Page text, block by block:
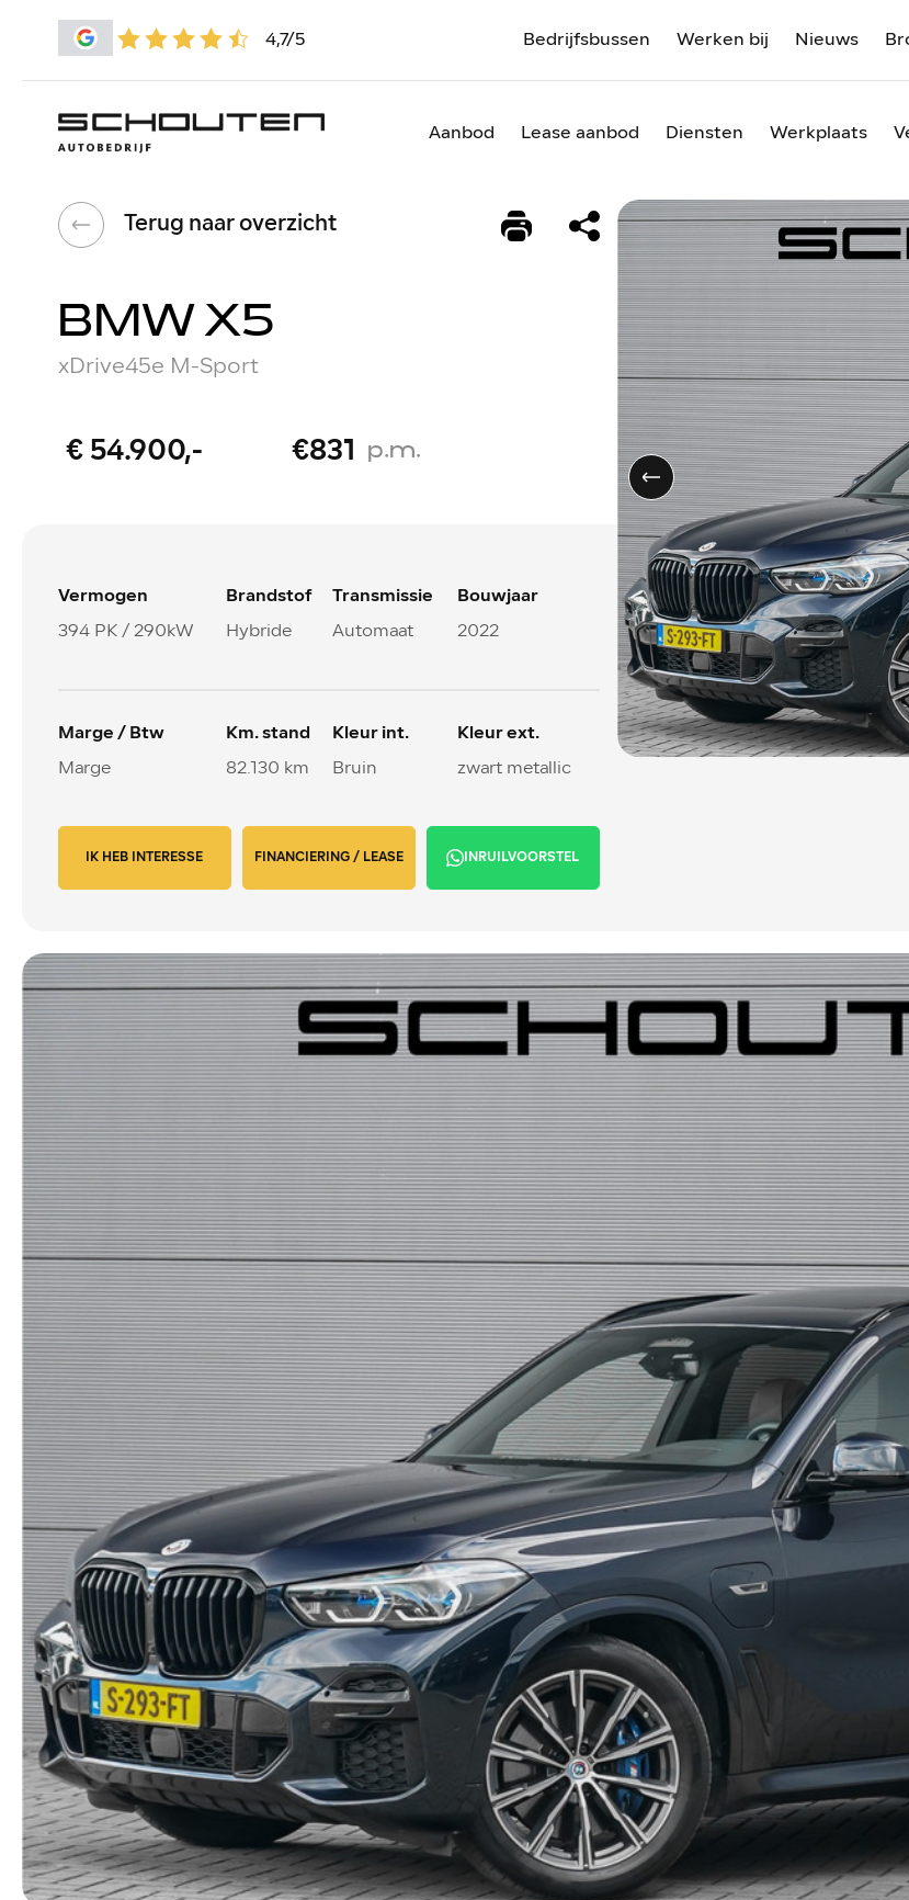
4,7/5 Bedrijfsbussen Werken bij Nieuws
Aanbod Lease aanbod Diensten Werkplaats
Terug naar overzicht
BMW X5
xDrive45e M-Sport
€ 54.900,- €831 p.m.
Vermogen
394 PK / 290kW
Brandstof
Hybride
Transmissie
Automaat
Bouwjaar
2022
Marge / Btw
Marge
Km. stand
82.130 km
Kleur int.
Bruin
Kleur ext.
zwart metallic
IK HEB INTERESSE FINANCIERING / LEASE INRUILVOORSTEL